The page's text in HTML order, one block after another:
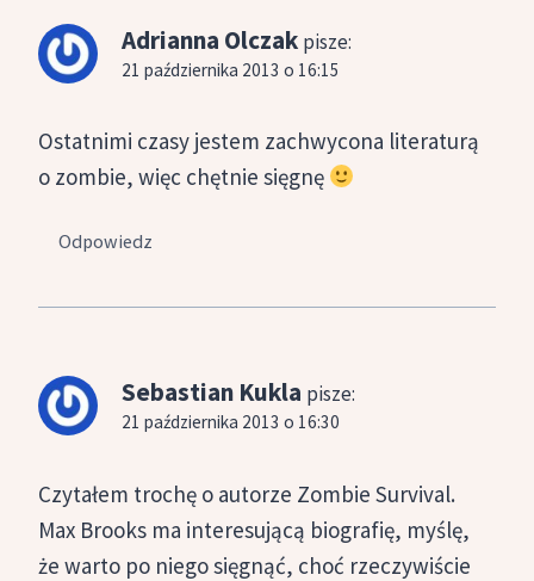
Adrianna Olczak pisze:
21 października 2013 o 16:15
Ostatnimi czasy jestem zachwycona literaturą
o zombie, więc chętnie sięgnę
Odpowiedz
Sebastian Kukla pisze:
21 października 2013 o 16:30
Czytałem trochę o autorze Zombie Survival.
Max Brooks ma interesującą biografię, myślę,
że warto po niego sięgnąć, choć rzeczywiście